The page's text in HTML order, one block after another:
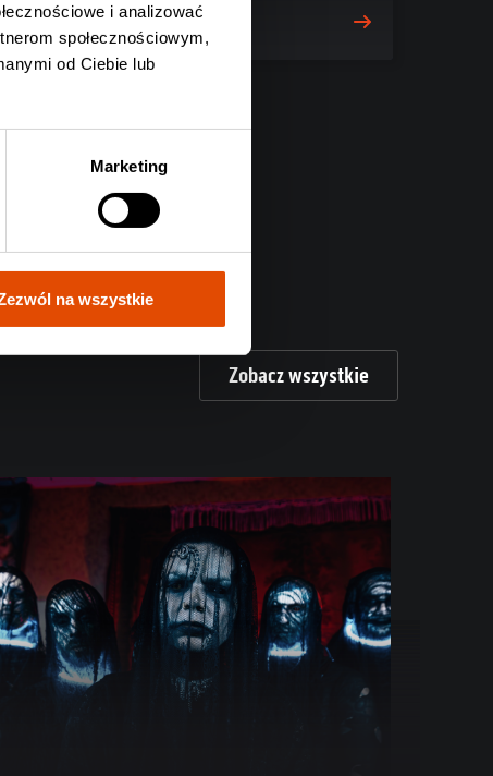
i analizować
społecznościowym,
od Ciebie lub
Marketing
na wszystkie
119 zł
Zobacz wszystkie